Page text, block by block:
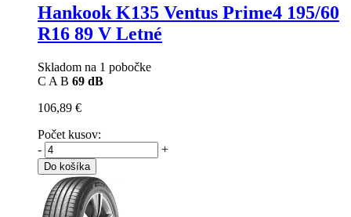
Hankook K135 Ventus Prime4 195/60
R16 89 V Letné
Skladom na 1 pobočke
C A B 69 dB
106,89 €
Počet kusov:
-
+
Do košíka